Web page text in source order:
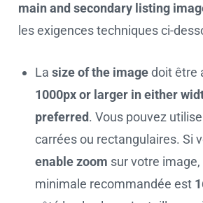
main and secondary listing
les exigences techniques ci-
La size of the imagedoit être
1000px or larger in either
preferred. Vous pouvez
carrées ou rectangulaires. Si
enable zoom sur votre image,
minimale recommandée est